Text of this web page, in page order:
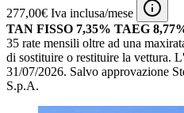
277,00€ Iva inclusa/mese
TAN FISSO 7,35% TAEG
35 rate mensili oltre ad una
di sostituire o restituire la vettura.
31/07/2026. Salvo approvazione
S.p.A.